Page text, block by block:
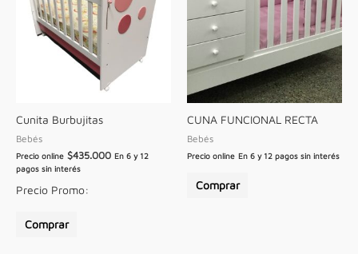
Cunita Burbujitas
Bebés
Precio online $435.000 En 6 y 12
pagos sin interés
Precio Promo:
Comprar
CUNA FUNCIONAL RECTA
Bebés
Precio online En 6 y 12 pagos sin interés
Comprar